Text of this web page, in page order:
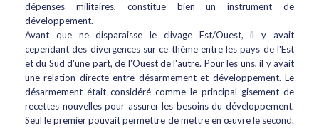
dépenses militaires, constitue bien un instrument de
développement.
Avant que ne disparaisse le clivage Est/Ouest, il y avait
cependant des divergences sur ce thème entre les pays de l'Est
et du Sud d'une part, de l'Ouest de l'autre. Pour les uns, il y avait
une relation directe entre désarmement et développement. Le
désarmement était considéré comme le principal gisement de
recettes nouvelles pour assurer les besoins du développement.
Seul le premier pouvait permettre de mettre en œuvre le second.